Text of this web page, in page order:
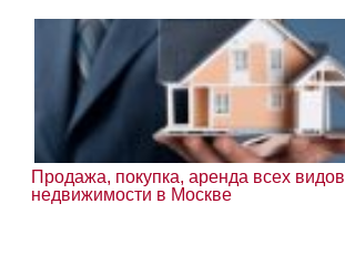
Продажа, покупка, аренда всех видов
недвижимости в Москве